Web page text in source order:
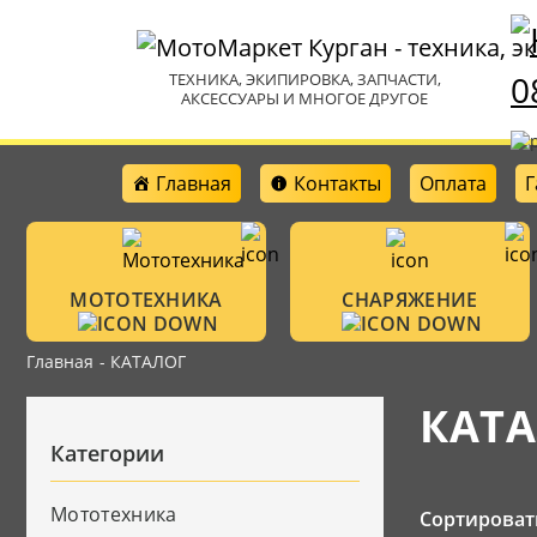
ТЕХНИКА, ЭКИПИРОВКА, ЗАПЧАСТИ,
АКСЕССУАРЫ И МНОГОЕ ДРУГОЕ
Главная Контакты Оплата
МОТОТЕХНИКА
Велотехника
СНАРЯЖЕНИЕ
Аксессуары
Защитная
Главная - КАТАЛОГ
Категории
Мототехника